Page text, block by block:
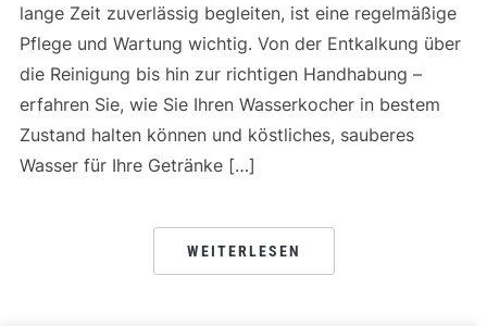
lange Zeit zuverlässig begleiten, ist eine regelmäßige
Pflege und Wartung wichtig. Von der Entkalkung über
die Reinigung bis hin zur richtigen Handhabung –
erfahren Sie, wie Sie Ihren Wasserkocher in bestem
Zustand halten können und köstliches, sauberes
Wasser für Ihre Getränke […]
WEITERLESEN